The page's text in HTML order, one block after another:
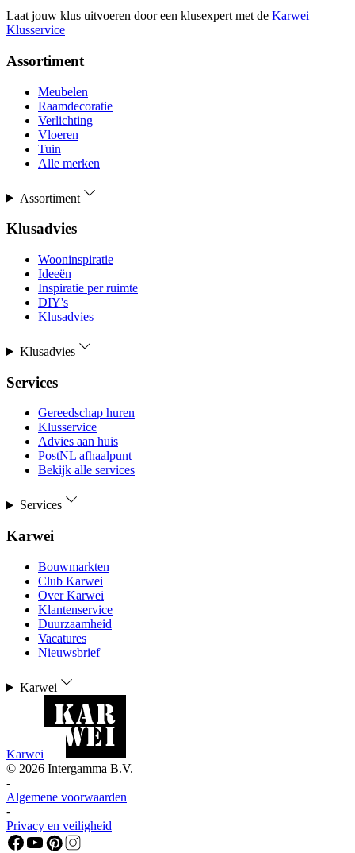
Laat jouw klus uitvoeren door een klusexpert met de Karwei
Klusservice
Assortiment
Meubelen
Raamdecoratie
Verlichting
Vloeren
Tuin
Alle merken
Assortiment
Klusadvies
Wooninspiratie
Ideeën
Inspiratie per ruimte
DIY's
Klusadvies
Klusadvies
Services
Gereedschap huren
Klusservice
Advies aan huis
PostNL afhaalpunt
Bekijk alle services
Services
Karwei
Bouwmarkten
Club Karwei
Over Karwei
Klantenservice
Duurzaamheid
Vacatures
Nieuwsbrief
Karwei
Karwei
© 2026 Intergamma B.V.
-
Algemene voorwaarden
-
Privacy en veiligheid